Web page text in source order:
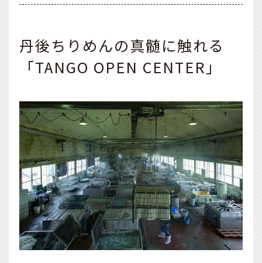
丹後ちりめんの真髄に触れる
「TANGO OPEN CENTER」